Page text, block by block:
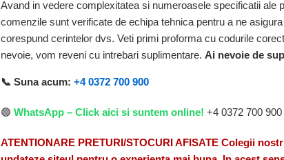
Avand in vedere complexitatea si numeroasele specificatii ale
comenzile sunt verificate de echipa tehnica pentru a ne
corespund cerintelor dvs. Veti primi proforma cu codurile
nevoie, vom reveni cu intrebari suplimentare. Ai nevoie de
📞 Suna acum: +4 0372 700 900
🟢 WhatsApp – Click aici si suntem online! +4 0372 700 900
ATENTIONARE PRETURI/STOCURI AFISATE Colegii